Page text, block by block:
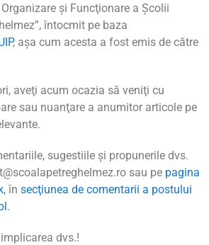
şi Funcţionare a Şcolii
întocmit pe baza
, aşa cum acesta a fost emis de către
aveţi acum ocazia să veniţi cu
sau nuanţare a anumitor articole pe
sugestiile şi propunerile dvs.
sau pe pagina
, în secţiunea de comentarii a postului
.
dvs.!